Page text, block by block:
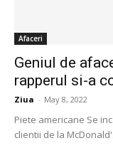
Afaceri
Geniul de
rapperul si-a
Ziua - May 8, 2022
Piete americane Se
clientii de la